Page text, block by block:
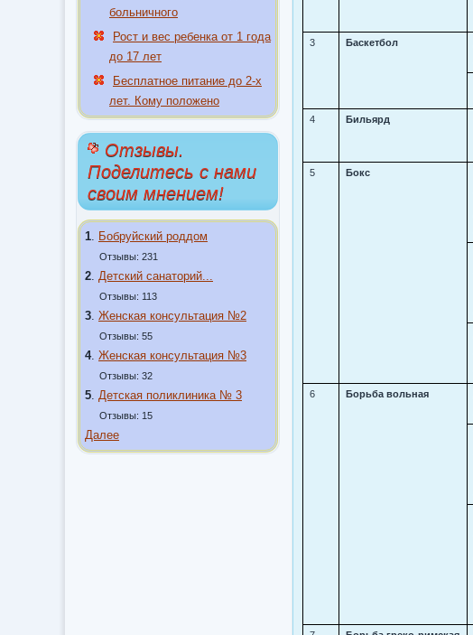
больничного
Рост и вес ребенка от 1 года
до 17 лет
Бесплатное питание до 2-х
лет. Кому положено
Отзывы.
Поделитесь с нами
своим мнением!
1 Бобруйский роддом
Отзывы: 231
2 Детский санаторий...
Отзывы: 113
3 Женская консультация №2
Отзывы: 55
4. Женская консультация №3
Отзывы: 32
5 Детская поликлиника № 3
Отзывы: 15
Далее
3 Баскетбол
4 Бильярд
5 Бокс
6 Борьба вольная